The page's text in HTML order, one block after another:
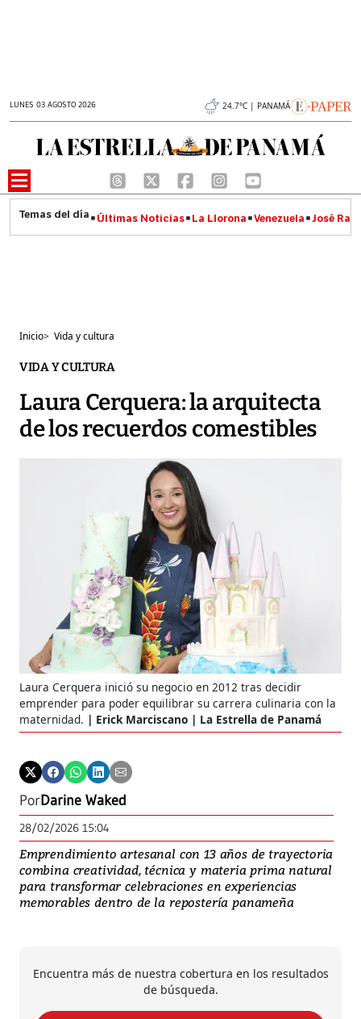
LUNES 03 AGOSTO 2026 24.7°C | PANAMÁ
Últimas Noticias La Llorona Venezuela José
Inicio> Vida y cultura
VIDA Y CULTURA
Laura Cerquera: la arquitecta
de los recuerdos comestibles
Laura Cerquera inició su negocio en 2012 tras decidir
emprender para poder equilibrar su carrera culinaria con la
maternidad.
Erick Marciscano | La Estrella de Panamá
PorDarine Waked
28/02/2026 15:04
Emprendimiento artesanal con 13 años de trayectoria
combina creatividad, técnica y materia prima natural
para transformar celebraciones en experiencias
memorables dentro de la repostería panameña
Encuentra más de nuestra cobertura en los resultados
de búsqueda.